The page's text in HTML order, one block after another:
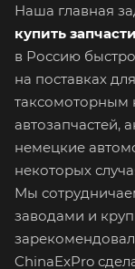
Наша главная
купить
в Россию
на поставках
таксомоторным
автозапчастей,
немецкие
некоторых
Мы
заводами и
ChinaExPro